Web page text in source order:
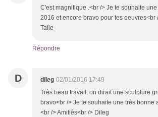
C'est magnifique .<br /> Je te souhaite
2016 et encore bravo pour tes oeuvres<br
Talie
Répondre
D dileg 02/01/2016 17:49
Très beau travail, on dirait une sculpture
bravo<br /> Je te souhaite une très bonne
<br /> Amitiés<br /> Dileg